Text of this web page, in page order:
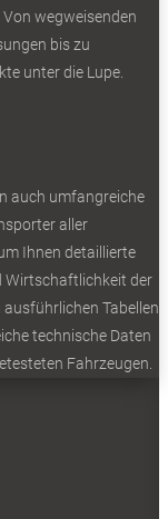
wegweisenden
bis zu
unter die Lupe.
auch umfangreiche
aller
Ihnen detaillierte
Wirtschaftlichkeit der
Tabellen
technische Daten
Fahrzeugen.